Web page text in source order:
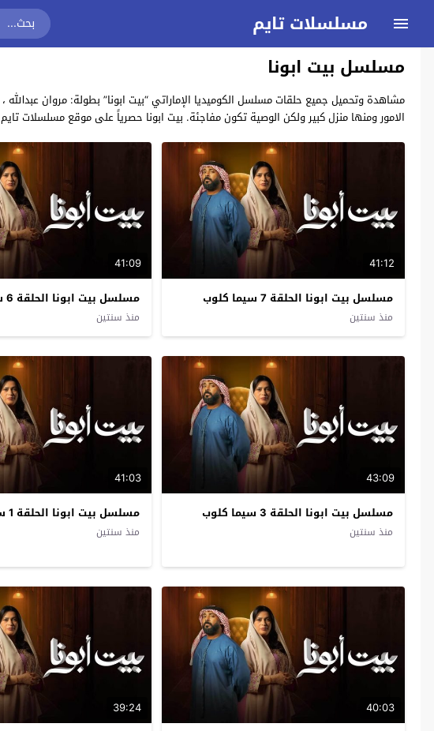
مسلسلات تايم
مسلسل بيت ابونا
الامور ومنها منزل كبير ولكن الوصية تكون مفاجئة. بيت ابونا حصرياً على موقع مسلسلات تايم
41:12
مسلسل بيت ابونا الحلقة 7 سيما كلوب
منذ سنتين
41:09
مسلسل بيت ابونا الحلقة 6 سيما كلوب
منذ سنتين
43:09
مسلسل بيت ابونا الحلقة 3 سيما كلوب
منذ سنتين
41:03
مسلسل بيت ابونا الحلقة 1 سيما كلوب
منذ سنتين
40:03
39:24